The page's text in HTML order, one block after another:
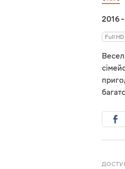
2016
Full HD